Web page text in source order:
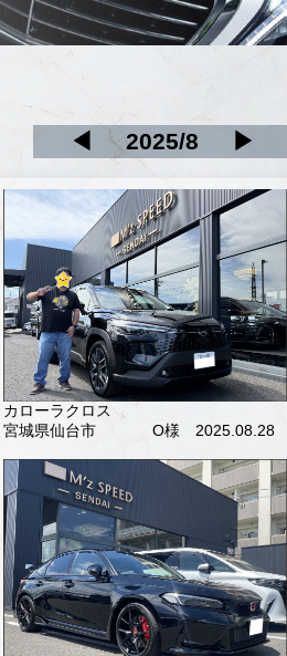
◀ 2025/8 ▶
カローラクロス
宮城県仙台市
O様 2025.08.28